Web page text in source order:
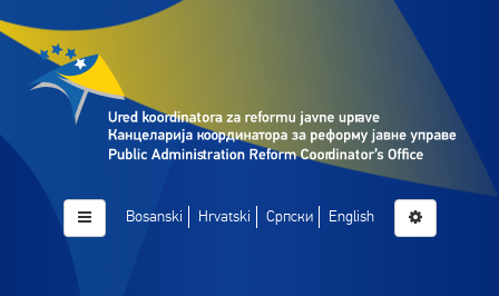
Bosanski Hrvatski Српски English